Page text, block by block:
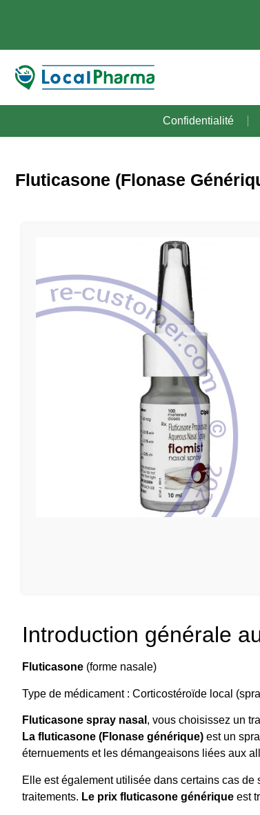
Confidentialité
Fluticasone (Flonase
Introduction générale
Fluticasone (forme nasale)
Type de médicament : Corticostéroïde local
Fluticasone spray nasal , vous choisissez un
La fluticasone (Flonase générique) est un
éternuements et les démangeaisons liées aux
Elle est également utilisée dans certains cas
traitements. Le prix fluticasone générique est